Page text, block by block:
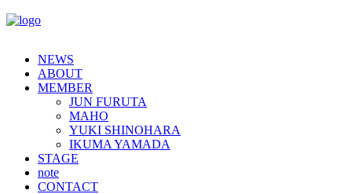
NEWS
ABOUT
MEMBER
JUN FURUTA
MAHO
YUKI SHINOHARA
IKUMA YAMADA
STAGE
note
CONTACT